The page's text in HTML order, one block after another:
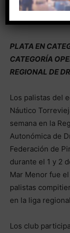
Sánchez
Timonel: Adán
PLATA EN
CATEGORÍA
REGIONAL DE
Los palistas del
Náutico
semana en la
Autonómica de
Federación de
durante el 1 y 2
Mar Menor fue
palistas
en la liga
Los club